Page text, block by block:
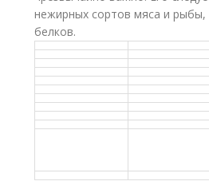
нежирных сортов мяса и
белков.